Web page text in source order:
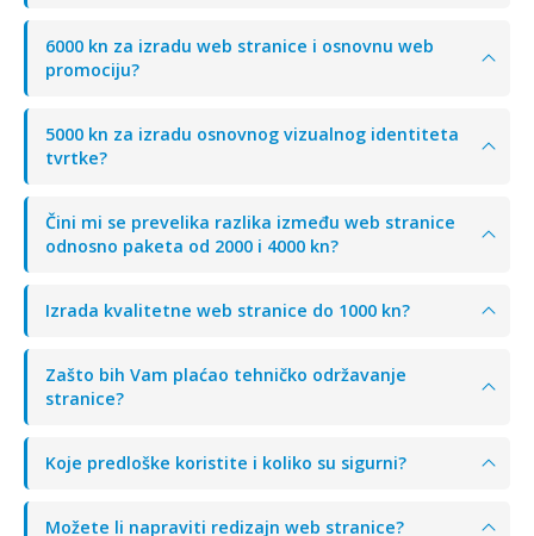
6000 kn za izradu web stranice i osnovnu web
promociju?
5000 kn za izradu osnovnog vizualnog identiteta
tvrtke?
Čini mi se prevelika razlika između web stranice
odnosno paketa od 2000 i 4000 kn?
Izrada kvalitetne web stranice do 1000 kn?
Zašto bih Vam plaćao tehničko održavanje
stranice?
Koje predloške koristite i koliko su sigurni?
Možete li napraviti redizajn web stranice?